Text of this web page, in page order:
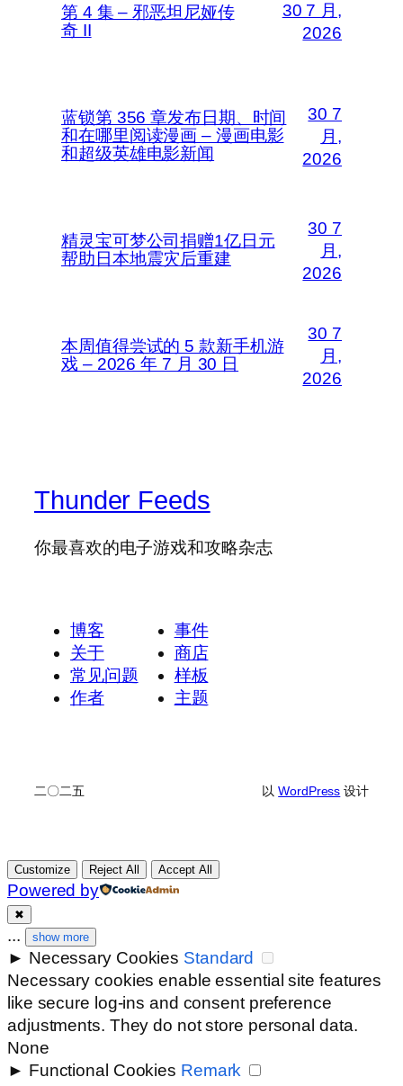
第 4 集 – 邪恶坦尼娅传
奇 II
30 7 月,
2026
蓝锁第 356 章发布日期、时间
和在哪里阅读漫画 – 漫画电影
和超级英雄电影新闻
30 7
月,
2026
精灵宝可梦公司捐赠1亿日元
帮助日本地震灾后重建
30 7
月,
2026
本周值得尝试的 5 款新手机游
戏 – 2026 年 7 月 30 日
30 7
月,
2026
Thunder Feeds
你最喜欢的电子游戏和攻略杂志
博客
关于
常见问题
作者
事件
商店
样板
主题
二〇二五 以WordPress 设计
Customize Reject All Accept All
Powered by
✖
... show more
► Necessary Cookies Standard
Necessary cookies enable essential site features
like secure log-ins and consent preference
adjustments. They do not store personal data.
None
► Functional Cookies Remark